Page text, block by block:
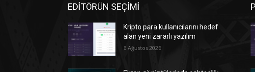
EDİTÖRÜN SEÇİMİ
Kripto para kullanıcılarını hedef
alan yeni zararlı yazılım
6 Ağustos 2026